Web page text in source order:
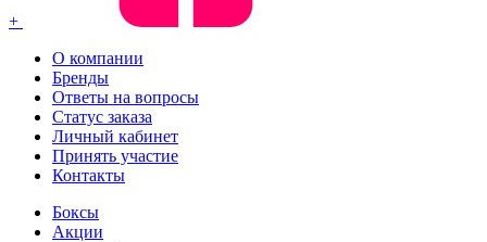
+
О компании
Бренды
Ответы на вопросы
Статус заказа
Личный кабинет
Принять участие
Контакты
Боксы
Акции